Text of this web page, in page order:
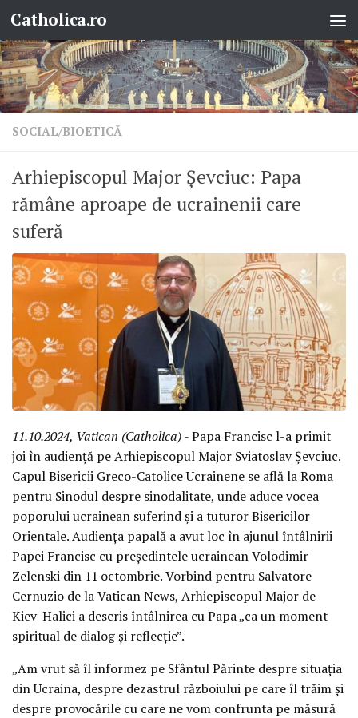
Skip to content
Catholica.ro
SOCIAL/BIOETICĂ
Arhiepiscopul Major Șevciuc: Papa
rămâne aproape de ucrainenii care
suferă
11.10.2024, Vatican (Catholica)- Papa Francisc l-a primit
joi în audiență pe Arhiepiscopul Major Sviatoslav Șevciuc.
Capul Bisericii Greco-Catolice Ucrainene se află la Roma
pentru Sinodul despre sinodalitate, unde aduce vocea
poporului ucrainean suferind și a tuturor Bisericilor
Orientale. Audiența papală a avut loc în ajunul întâlnirii
Papei Francisc cu președintele ucrainean Volodimir
Zelenski din 11 octombrie. Vorbind pentru Salvatore
Cernuzio de la Vatican News, Arhiepiscopul Major de
Kiev-Halici a descris întâlnirea cu Papa „ca un moment
spiritual de dialog și reflecție”.
„Am vrut să îl informez pe Sfântul Părinte despre situația
din Ucraina, despre dezastrul războiului pe care îl trăim și
despre provocările cu care ne vom confrunta pe măsură